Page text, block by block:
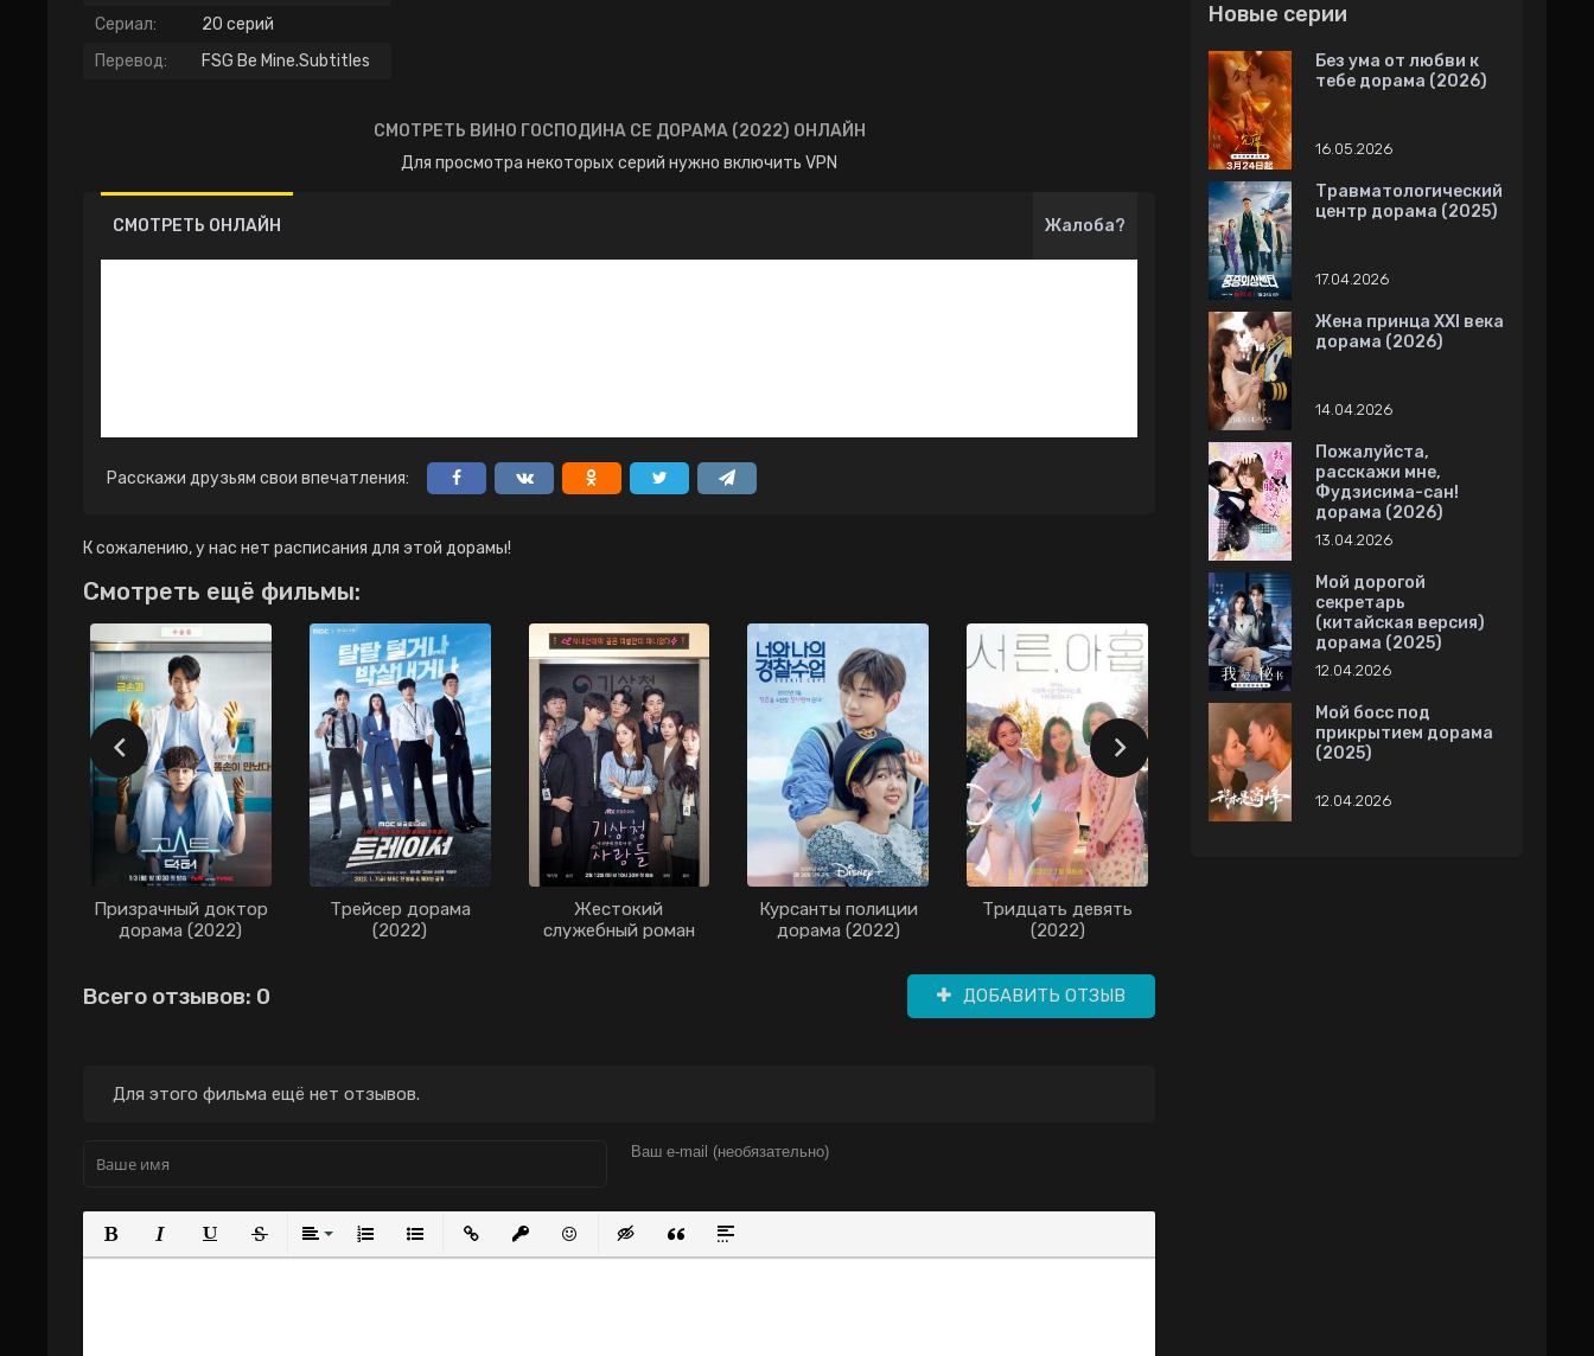
Сериал:
20 серий
Перевод:
FSG Be Mine.Subtitles
СМОТРЕТЬ ВИНО ГОСПОДИНА СЕ ДОРАМА (2022) ОНЛАЙН
Для просмотра некоторых серий нужно включить VPN
СМОТРЕТЬ ОНЛАЙН Жалоба?
Расскажи друзьям свои впечатления:
К сожалению, у нас нет расписания для этой дорамы!
Смотреть ещё фильмы:
Призрачный доктор
дорама (2022)
Трейсер дорама
(2022)
Жестокий
служебный роман
Курсанты полиции
дорама (2022)
Тридцать девять
(2022)
Всего отзывов: 0 ДОБАВИТЬ ОТЗЫВ
Для этого фильма ещё нет отзывов.
Полужирный
КурсивПодчеркнутый
ЗачеркнутыйВыравнивание
Нумерованный список
Маркированный список
Вставить ссылку
Вставить защищенную ссылку
Вставить смайлик
Вставка скрытого текста
Вставка цитаты
Вставка спойлера
Новые серии
Без ума от любви к
тебе дорама (2026)
16.05.2026
Травматологический
центр дорама (2025)
17.04.2026
Жена принца XXI века
дорама (2026)
14.04.2026
Пожалуйста,
расскажи мне,
Фудзисима-сан!
дорама (2026)
13.04.2026
Мой дорогой
секретарь
(китайская версия)
дорама (2025)
12.04.2026
Мой босс под
прикрытием дорама
(2025)
12.04.2026